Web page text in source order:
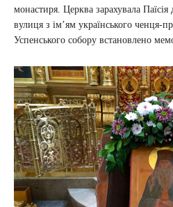
монастиря. Церква зарахувала
вулиця з ім’ям українського ченця-
Успенського собору встановлено